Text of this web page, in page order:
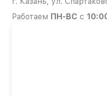
Работаем ПН-ВС с